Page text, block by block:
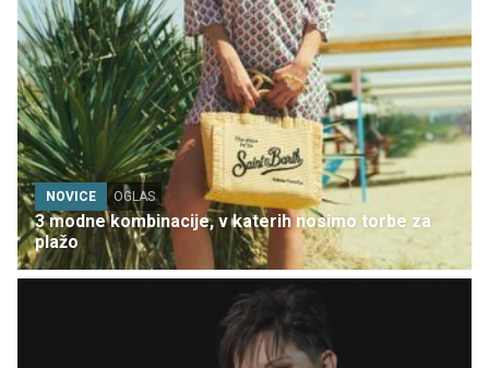
NOVICE OGLAS
3 modne kombinacije, v katerih nosimo torbe za
plažo